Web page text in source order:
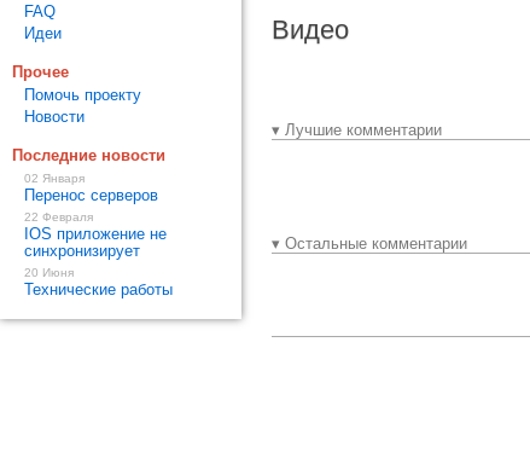
Видео
▾ Лучшие комментарии
▾ Остальные комментарии
FAQ
Идеи
Прочее
Помочь проекту
Новости
Последние новости
02 Января
Перенос серверов
22 Февраля
IOS приложение не
синхронизирует
20 Июня
Технические работы